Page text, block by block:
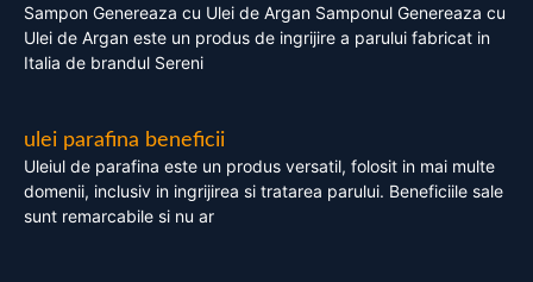
Sampon Genereaza cu Ulei de Argan Samponul Genereaza cu
Ulei de Argan este un produs de ingrijire a parului fabricat in
Italia de brandul Sereni
ulei parafina beneficii
Uleiul de parafina este un produs versatil, folosit in mai multe
domenii, inclusiv in ingrijirea si tratarea parului. Beneficiile sale
sunt remarcabile si nu ar